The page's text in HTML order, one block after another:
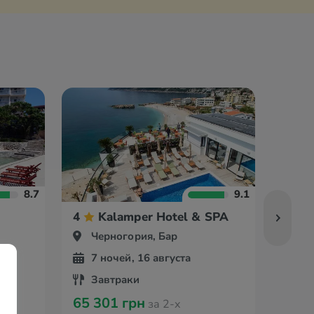
8.7 9.1
4 Kalamper Hotel & SPA
Черногория, Бар
7 ночей, 16 августа
Завтраки
65 301 грн за 2-х